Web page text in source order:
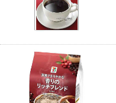
荷物預かりサービス「
パウダースペース ラブン（
ソフトバンクギフト